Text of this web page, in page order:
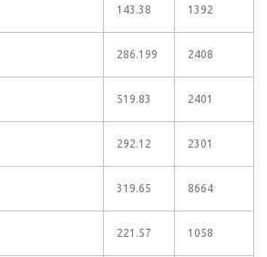
143.38 1392
286.199 2408
519.83 2401
292.12 2301
319.65 8664
221.57 1058